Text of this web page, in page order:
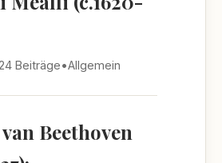
24 Beiträge•Allgemein
Beethoven